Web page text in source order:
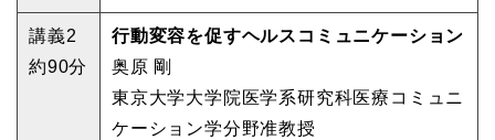
講義2
約90分
行動変容を促すヘルスコミュニケーション
奥原 剛
東京大学大学院医学系研究科医療コミュニ
ケーション学分野准教授